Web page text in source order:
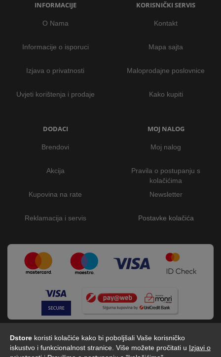
Dstore koristi kolačiće kako bi poboljšali Vaše korisničko
iskustvo i funkcionalnost stranice. Više možete pročitati u Izjavi o
INFORMACIJE
O Nama
Informacije o isporuci
Izjava o privatnosti
Uvjeti korištenja i prodaje
KORISNIČKI SERVIS
Kontakt
Mapa sajta
Maloprodajne poslovnice
Kako kupiti
DODACI
Brendovi
Akcija
Kupovina na rate
Reklamacija i servis
MOJ NALOG
Moj nalog
Pravila o postupanju s
kolačićima
Newsletter
Postavke kolačića